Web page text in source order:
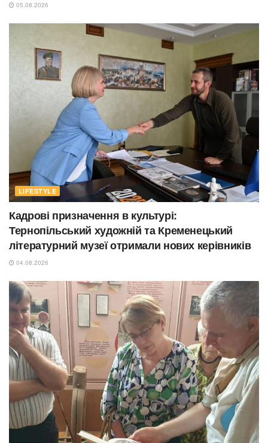
05.08.2026
LIFESTYLE
Кадрові призначення в культурі:
Тернопільський художній та Кременецький
літературний музеї отримали нових керівників
04.08.2026